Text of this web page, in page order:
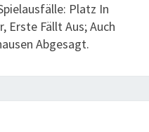
Platz In
Erste Fällt Aus; Auch
Abgesagt.